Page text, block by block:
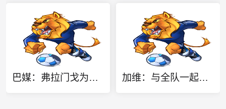
巴媒：弗拉门戈为阿尔马达开出队内顶薪，但河床在争夺战中胜出 加维：与全队一起好好恢复状态，准备好为这个赛季全力以赴